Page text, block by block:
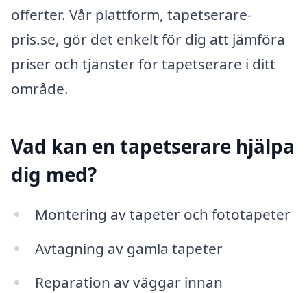
offerter. Vår plattform, tapetserare-
pris.se, gör det enkelt för dig att jämföra
priser och tjänster för tapetserare i ditt
område.
Vad kan en tapetserare hjälpa
dig med?
Montering av tapeter och fototapeter
Avtagning av gamla tapeter
Reparation av väggar innan